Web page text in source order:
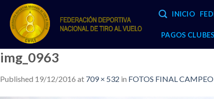
content
INICIO
PAGOS
img_0963
Published 19/12/2016 at 709 × 532 in FOTOS FINAL